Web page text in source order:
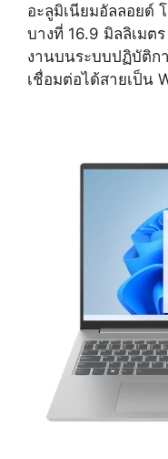
อะลูมิเนียมอัลลอยด์
บางที่ 16.9 มิลลิเมต
งานบนระบบปฏิบัติก
เชื่อมต่อได้สายเป็น